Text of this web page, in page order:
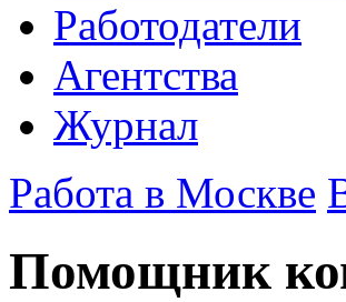
Работодатели
Агентства
Журнал
Работа в Москве
Помощник